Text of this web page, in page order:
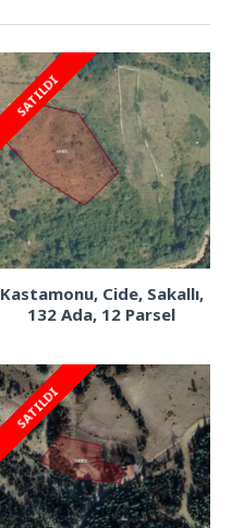
SATILDI
Kastamonu, Cide, Sakallı,
132 Ada, 12 Parsel
SATILDI